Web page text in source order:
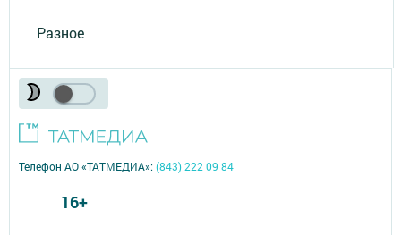
Разное
Телефон АО «ТАТМЕДИА»:(843) 222 09 84
16+